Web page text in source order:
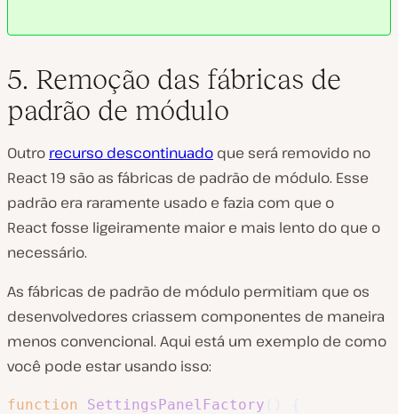
5. Remoção das fábricas de
padrão de módulo
Outro recurso descontinuado que será removido no
React 19 são as fábricas de padrão de módulo. Esse
padrão era raramente usado e fazia com que o
Reactfosse ligeiramente maior e mais lento do que o
necessário.
As fábricas de padrão de módulo permitiam que os
desenvolvedores criassem componentes de maneira
menos convencional. Aqui está um exemplo de como
você pode estar usando isso:
function SettingsPanelFactory